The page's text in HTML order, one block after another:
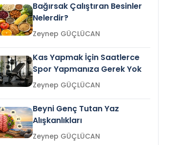
Bağırsak Çalıştıran Besinler
Nelerdir?
Zeynep GÜÇLÜCAN
Kas Yapmak İçin Saatlerce
Spor Yapmanıza Gerek Yok
Zeynep GÜÇLÜCAN
Beyni Genç Tutan Yaz
Alışkanlıkları
Zeynep GÜÇLÜCAN